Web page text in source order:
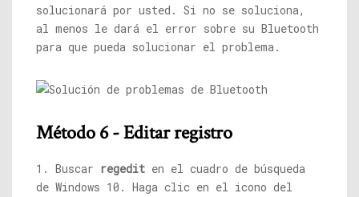
solucionará por usted. Si no se soluciona,
al menos le dará el error sobre su Bluetooth
para que pueda solucionar el problema.
Método 6 - Editar registro
1. Buscar regedit en el cuadro de búsqueda
de Windows 10. Haga clic en el icono del